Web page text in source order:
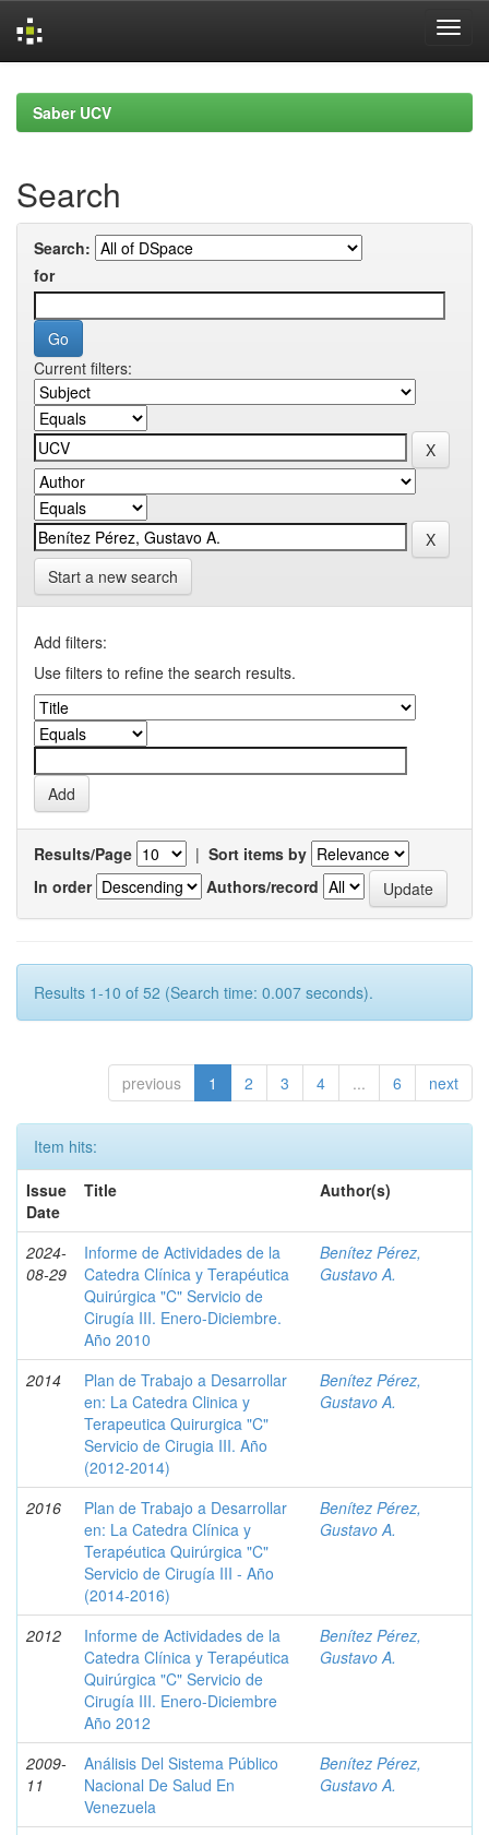
navigationSaber UCV
Search
Search:
for
Current filters:
Start a new search
Add filters:
Use filters to refine the search results.
Results/Page | Sort items by
In order
Authors/record
Results 1-10 of 52 (Search time: 0.007 seconds).
previous 1 2 3 4 ... 6 next
Item hits:
Issue
Date
Title Author(s)
2024-
08-29
Informe de Actividades de la
Catedra Clínica y Terapéutica
Quirúrgica "C" Servicio de
Cirugía III. Enero-Diciembre.
Año 2010
Benítez Pérez,
Gustavo A.
2014
Plan de Trabajo a Desarrollar
en: La Catedra Clinica y
Terapeutica Quirurgica "C"
Servicio de Cirugia III. Año
(2012-2014)
Benítez Pérez,
Gustavo A.
2016
Plan de Trabajo a Desarrollar
en: La Catedra Clínica y
Terapéutica Quirúrgica "C"
Servicio de Cirugía III - Año
(2014-2016)
Benítez Pérez,
Gustavo A.
2012
Informe de Actividades de la
Catedra Clínica y Terapéutica
Quirúrgica "C" Servicio de
Cirugía III. Enero-Diciembre
Año 2012
Benítez Pérez,
Gustavo A.
2009-
11
Análisis Del Sistema Público
Nacional De Salud En
Venezuela
Benítez Pérez,
Gustavo A.